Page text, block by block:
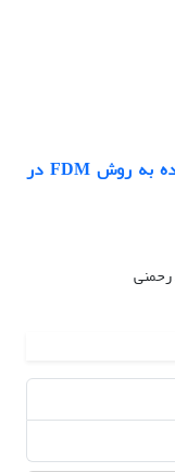
بررسی استحکام فشاری قطعات ساخته شده به روش FDM در
رحمنی